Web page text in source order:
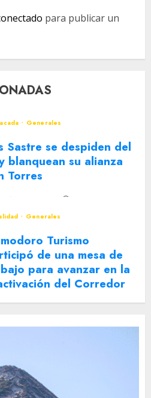
para publicar un
Generales
Sastre se despiden del
blanquean su alianza
Torres
DE AGOSTO DE 2026
Generales
Turismo
de una mesa de
para avanzar en la
del Corredor